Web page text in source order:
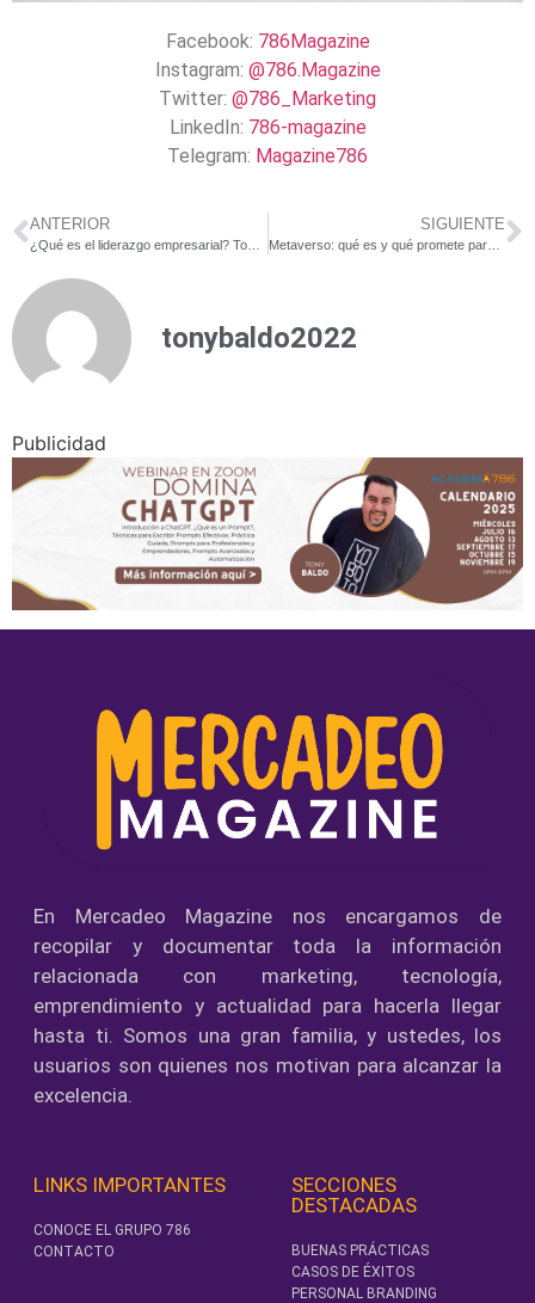
Facebook: 786Magazine
Instagram: @786.Magazine
Twitter: @786_Marketing
LinkedIn: 786-magazine
Telegram: Magazine786
ANTERIOR SIGUIENTE
Metaverso: qué es y qué promete para el futuro
tonybaldo2022
Publicidad
En Mercadeo Magazine nos encargamos de
recopilar y documentar toda la información
relacionada con marketing, tecnología,
emprendimiento y actualidad para hacerla llegar
hasta ti. Somos una gran familia, y ustedes, los
usuarios son quienes nos motivan para alcanzar la
excelencia.
LINKS IMPORTANTES
CONOCE EL GRUPO 786
CONTACTO
SECCIONES
DESTACADAS
BUENAS PRÁCTICAS
CASOS DE ÉXITOS
PERSONAL BRANDING